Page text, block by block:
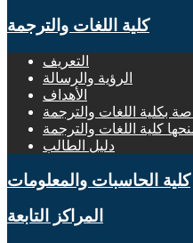
كلية اللغات والترجمة
التعريف
الرؤية والرسالة
الأهداف
بكلية اللغات والترجمة
كلية اللغات والترجمة
دليل الطالب
كلية الحاسبات والمعلومات
المراكز التابعة